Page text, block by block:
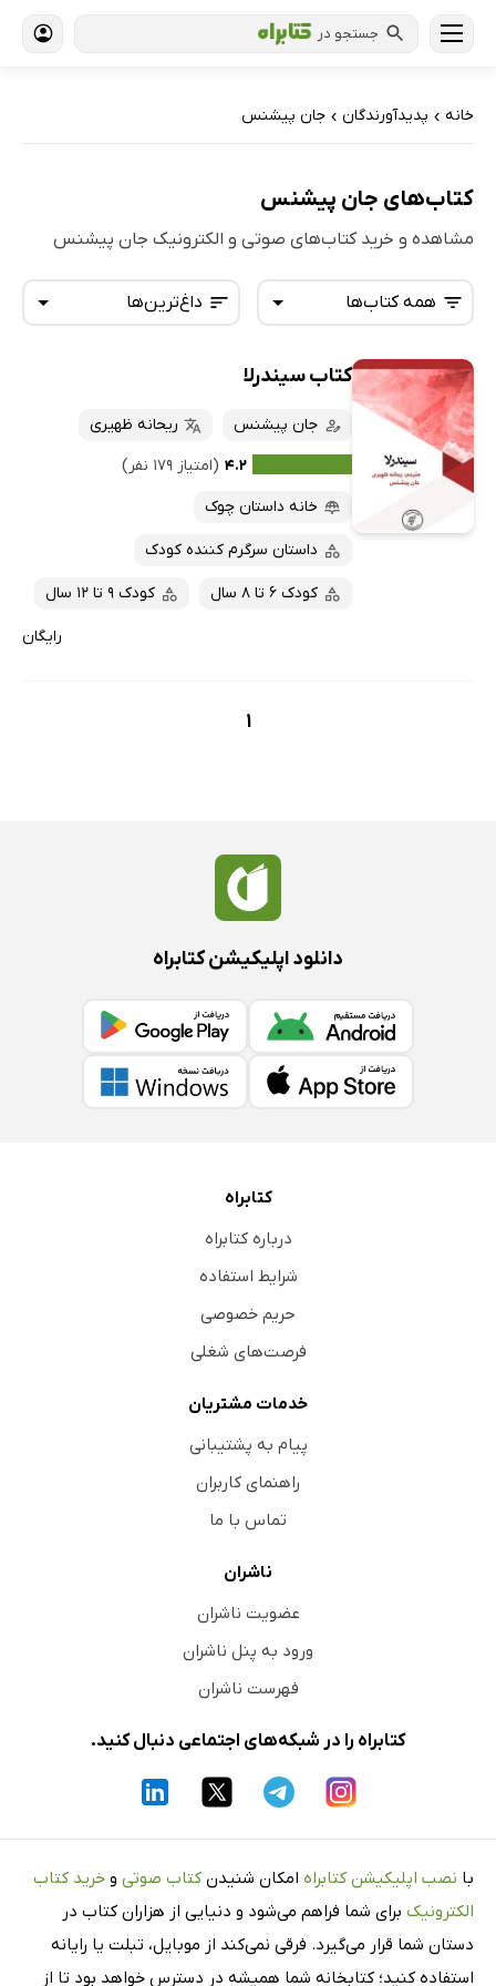
جستجو در
خانه › پدیدآورندگان › جان پیشنس
کتاب‌های جان پیشنس
مشاهده و خرید کتاب‌های صوتی و الکترونیک جان پیشنس
داغ‌ترین‌ها
داغ‌ترین‌ها
پرفروش‌ها
پربحث‌ها
ارزان ترین‌ها
همه کتاب‌ها
همه کتاب‌ها
کتاب‌های صوتی
کتاب‌های متنی
کتاب سیندرلا
جان پیشنس
ریحانه ظهیری
۴.۲ (امتیاز ۱۷۹ نفر)
خانه داستان چوک
داستان سرگرم کننده کودک
کودک 6 تا 8 سال کودک 9 تا 12 سال
رایگان
1
دانلود اپلیکیشن کتابراه
کتابراه
درباره کتابراه
شرایط استفاده
حریم خصوصی
فرصت‌های شغلی
خدمات مشتریان
پیام به پشتیبانی
راهنمای کاربران
تماس با ما
ناشران
عضویت ناشران
ورود به پنل ناشران
فهرست ناشران
کتابراه را در شبکه‌های اجتماعی دنبال کنید.
با نصب اپلیکیشن کتابراه امکان شنیدن کتاب صوتی و خرید کتاب
الکترونیک برای شما فراهم می‌شود و دنیایی از هزاران کتاب در
دستان شما قرار می‌گیرد. فرقی نمی‌کند از موبایل، تبلت یا رایانه
استفاده کنید؛ کتابخانه شما همیشه در دسترس خواهد بود تا از